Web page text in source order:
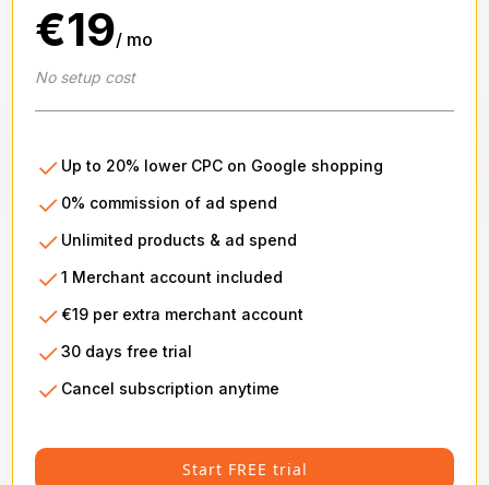
€19/ mo
No setup cost
Up to 20% lower CPC on Google shopping
0% commission of ad spend
Unlimited products & ad spend
1 Merchant account included
€19 per extra merchant account
30 days free trial
Cancel subscription anytime
Start FREE trial